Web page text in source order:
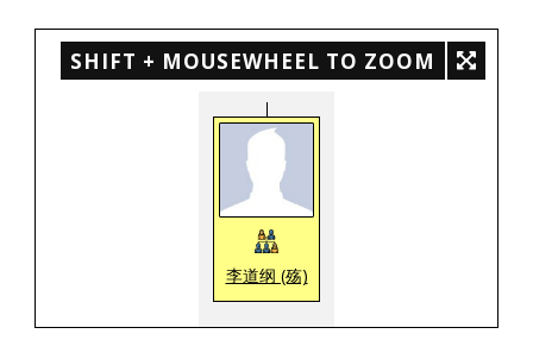
SHIFT + MOUSEWHEEL TO ZOOM
李道纲 (殇)